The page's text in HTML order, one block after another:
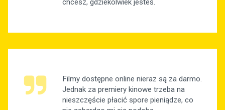
Filmy dostępne online nieraz są za darmo.
Jednak za premiery kinowe trzeba na
nieszczęście płacić spore pieniądze, co